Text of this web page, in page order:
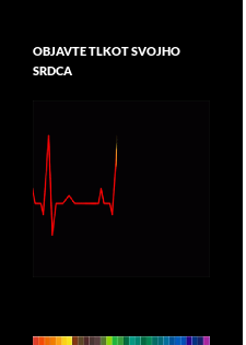
OBJAVTE TLKOT SVOJHO
SRDCA